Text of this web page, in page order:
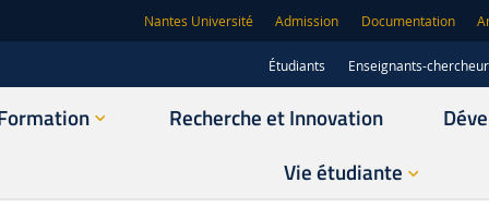
Nantes Université Admission Documentation
Étudiants Enseignants-
Recherche et Innovation
Vie étudiante